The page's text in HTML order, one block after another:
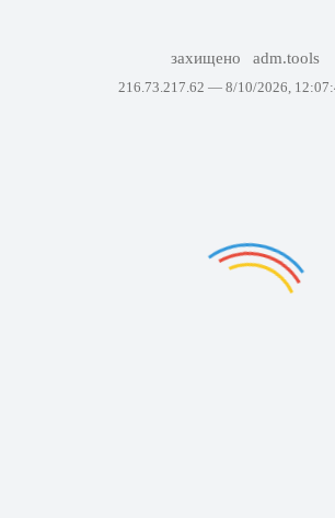
захищено adm.tools
216.73.217.62 — 8/10/2026,